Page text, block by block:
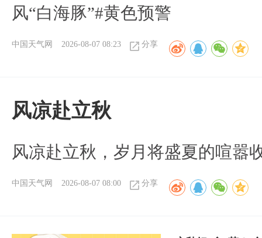
风“白海豚”#黄色预警
中国天气网 2026-08-07 08:23 分享
风凉赴立秋
风凉赴立秋，岁月将盛夏的喧嚣
中国天气网 2026-08-07 08:00 分享